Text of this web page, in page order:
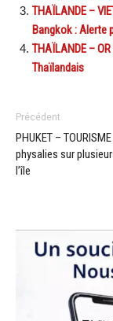
THAÏLANDE –
Bangkok : Alerte
THAÏLANDE –
Thaïlandais
Précédent
PHUKET –
physalies sur
l’île